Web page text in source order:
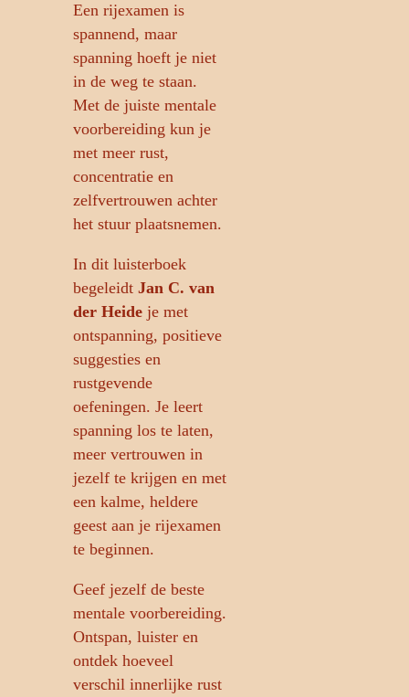
Een rijexamen is
spannend, maar
spanning hoeft je niet
in de weg te staan.
Met de juiste mentale
voorbereiding kun je
met meer rust,
concentratie en
zelfvertrouwen achter
het stuur plaatsnemen.
In dit luisterboek
begeleidt Jan C. van
der Heide je met
ontspanning, positieve
suggesties en
rustgevende
oefeningen. Je leert
spanning los te laten,
meer vertrouwen in
jezelf te krijgen en met
een kalme, heldere
geest aan je rijexamen
te beginnen.
Geef jezelf de beste
mentale voorbereiding.
Ontspan, luister en
ontdek hoeveel
verschil innerlijke rust